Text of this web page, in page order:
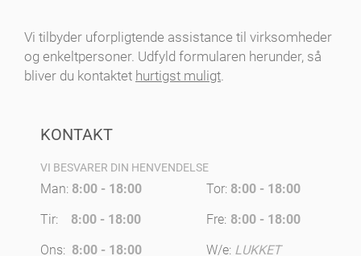
Vi tilbyder uforpligtende assistance til virksomheder
og enkeltpersoner. Udfyld formularen herunder, så
bliver du kontaktet hurtigst muligt.
KONTAKT
VI BESVARER DIN HENVENDELSE
Man: 8:00 - 18:00
Tir:
8:00 - 18:00
Ons: 8:00 - 18:00
Tor: 8:00 - 18:00
Fre: 8:00 - 18:00
W/e: LUKKET